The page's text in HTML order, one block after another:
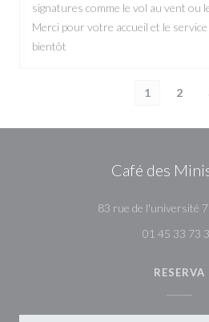
signatures comme le vol au vent ou
Merci pour votre accueil et le
bientôt
1 2
Café des
83 rue de l'université
01 45 33 73
RESERVA